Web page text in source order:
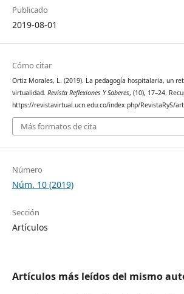
Publicado
2019-08-01
Cómo citar
Ortiz Morales, L. (2019). La pedagogía hospitalaria, un
virtualidad. Revista Reflexiones Y Saberes, (10), 17–24.
https://revistavirtual.ucn.edu.co/index.php/RevistaRyS/
Más formatos de cita
Número
Núm. 10 (2019)
Sección
Artículos
Artículos más leídos del mismo